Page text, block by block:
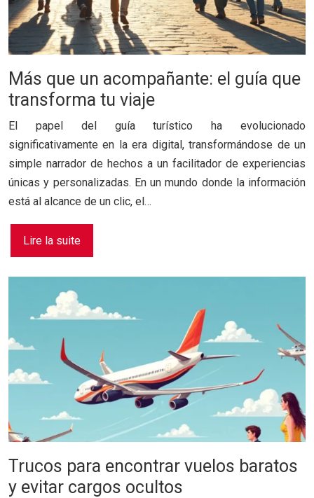
Más que un acompañante: el guía que
transforma tu viaje
El papel del guía turístico ha evolucionado
significativamente en la era digital, transformándose de un
simple narrador de hechos a un facilitador de experiencias
únicas y personalizadas. En un mundo donde la información
está al alcance de un clic, el…
Lire la suite
Trucos para encontrar vuelos baratos
y evitar cargos ocultos